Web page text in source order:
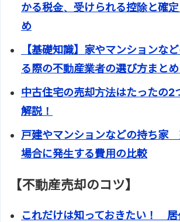
かる税金、受けられる控除と確
め
【基礎知識】家やマンションな
る際の不動産業者の選び方まと
中古住宅の売却方法はたったの2
解説！
戸建やマンションなどの持ち家
場合に発生する費用の比較
【不動産売却のコツ】
これだけは知っておきたい！ 居